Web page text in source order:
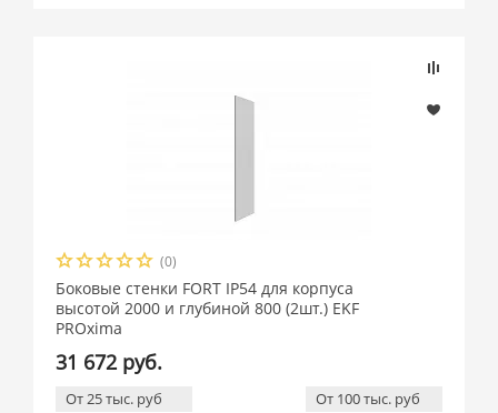
(0)
Боковые стенки FORT IP54 для корпуса
высотой 2000 и глубиной 800 (2шт.) EKF
PROxima
31 672 руб.
От 25 тыс. руб
От 100 тыс. руб